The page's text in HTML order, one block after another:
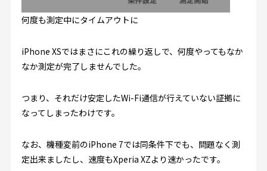
何度も測定中にタイムアウトに
iPhone XSではまさにこれの繰り返しで、何度やってもなか
なか測定が完了しませんでした。
つまり、それだけ安定したWi-Fi通信が行えていない証拠に
なってしまったわけです。
なお、機種変前のiPhone 7では同条件下でも、問題なく測
定出来ましたし、速度もXperia XZより速かったです。